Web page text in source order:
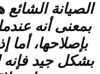
الصيانة
بمعنى أنه
بإصلاحها، أما
بشكل جيد